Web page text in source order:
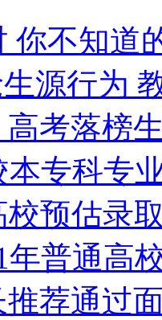
你不知道
源行为
考落榜
本专科专
校预估录
年普通高
荐通过